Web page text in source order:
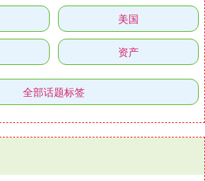
美国
资产
全部话题标签